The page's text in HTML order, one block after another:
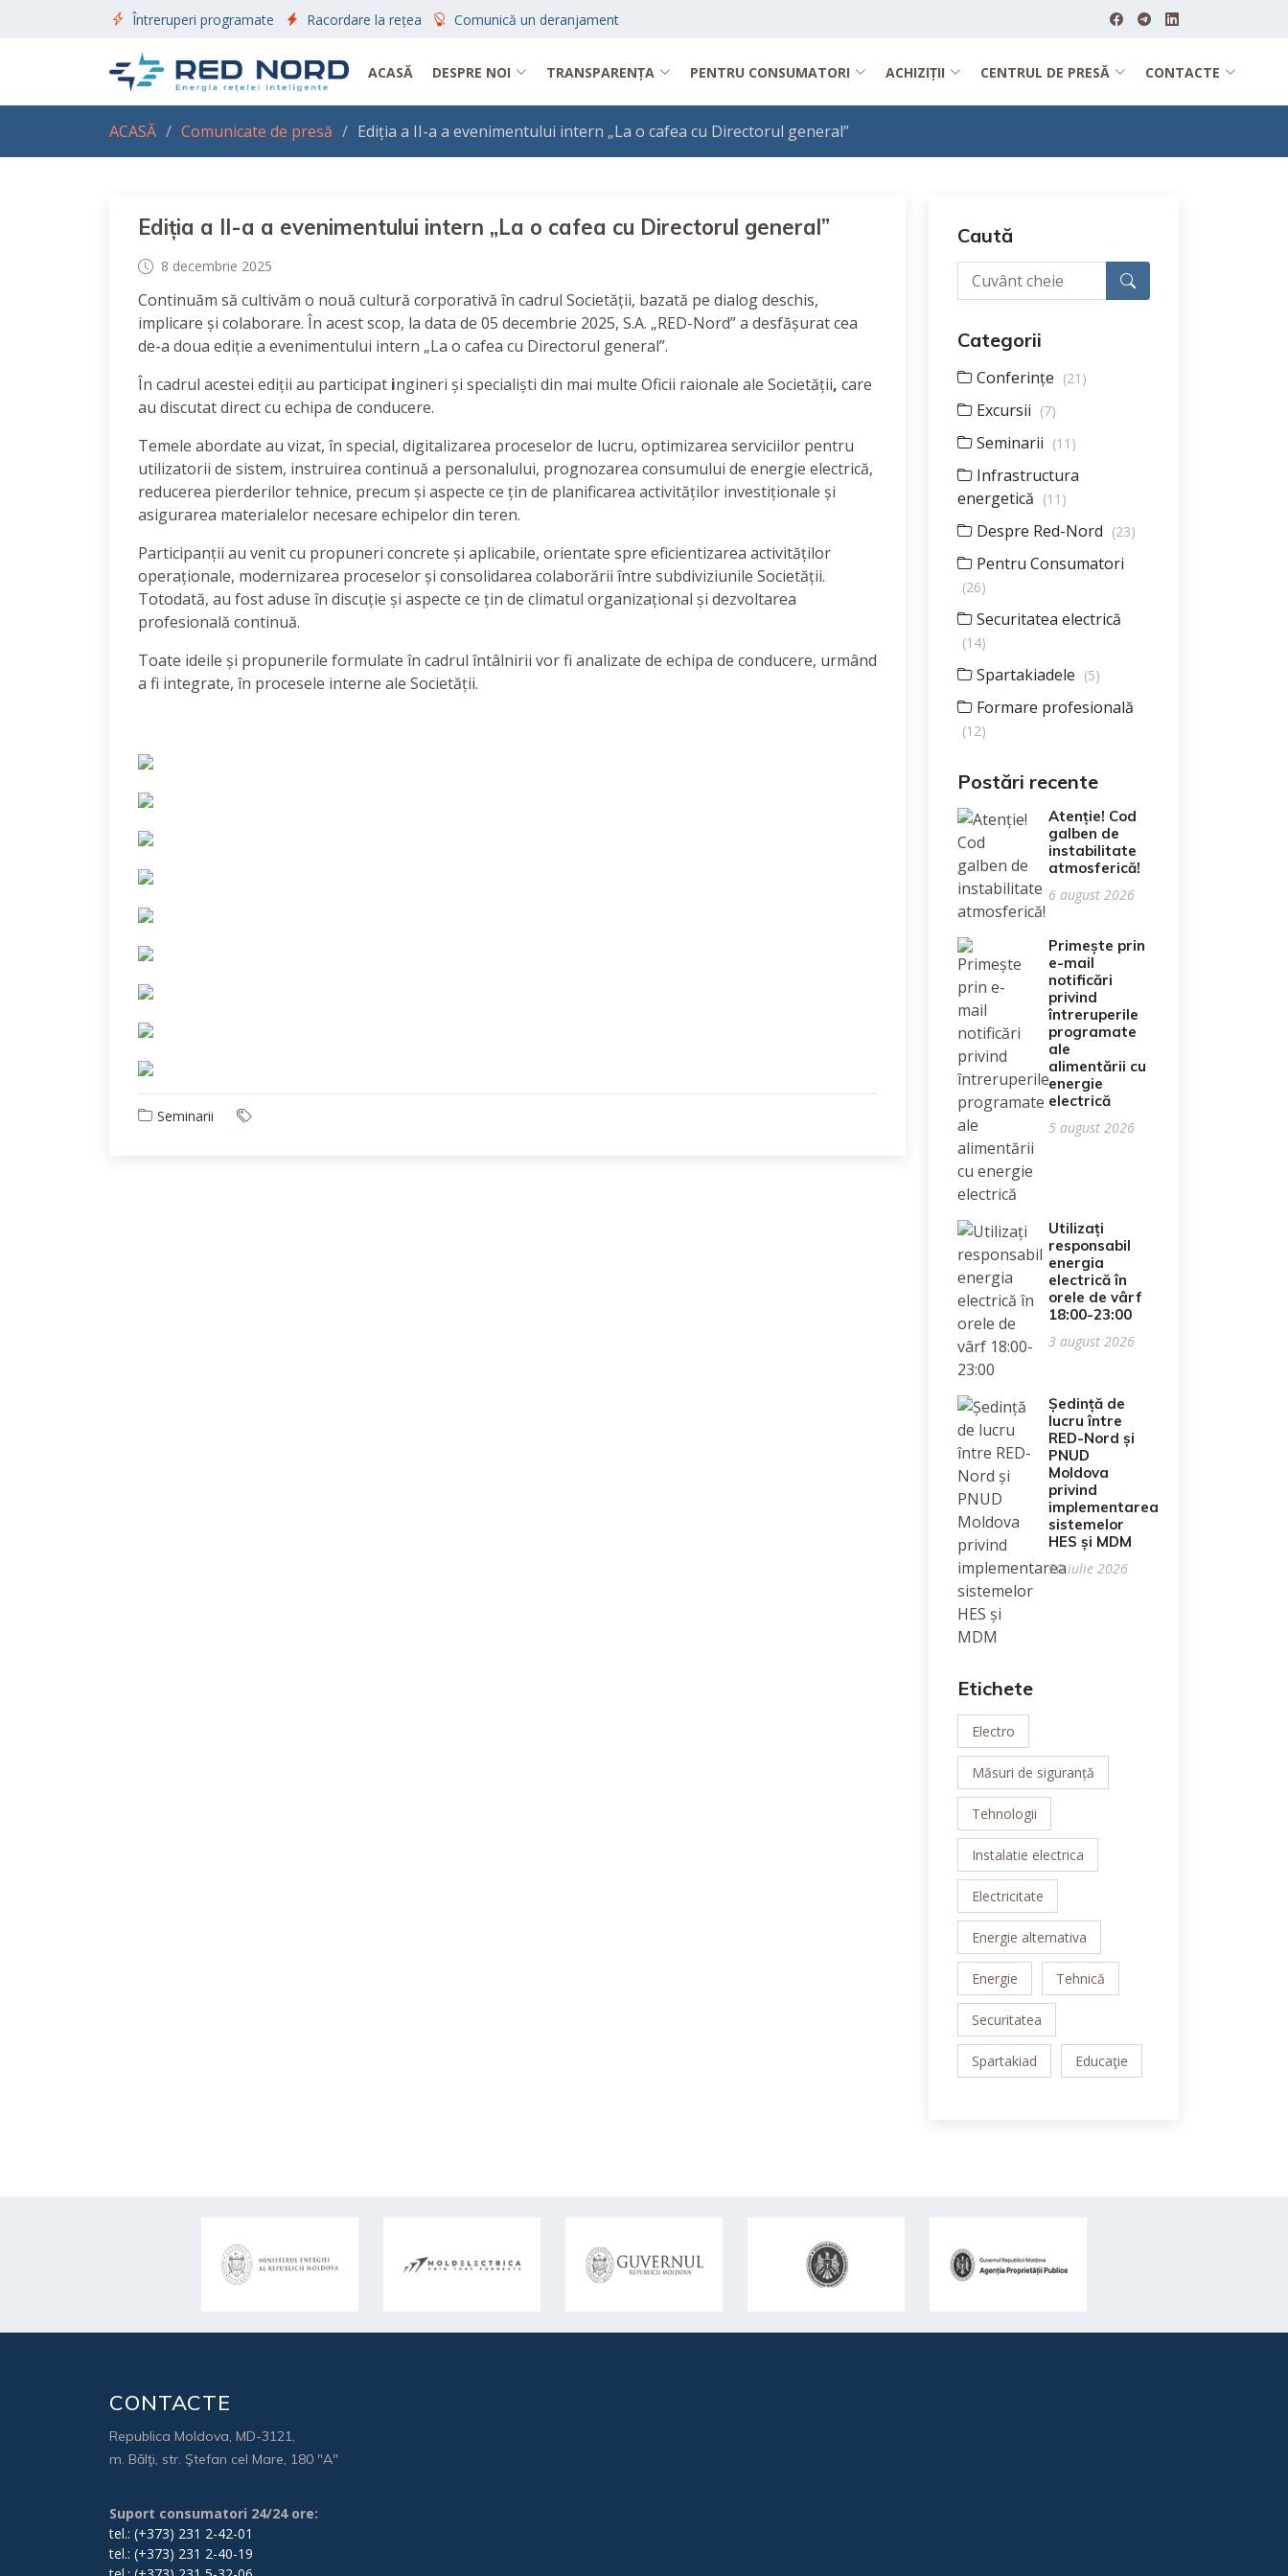
Întreruperi programate Racordare la rețea Comunică un deranjament
ACASĂ DESPRE NOI TRANSPARENȚA PENTRU CONSUMATORI ACHIZIȚII CENTRUL DE PRESĂ CONTACTE
ACASĂ Comunicate de presă Ediția a II-a a evenimentului intern „La o cafea cu Directorul general”
Ediția a II-a a evenimentului intern „La o cafea cu Directorul general”
8 decembrie 2025
Continuăm să cultivăm o nouă cultură corporativă în cadrul Societății, bazată pe dialog deschis,
implicare și colaborare. În acest scop, la data de 05 decembrie 2025, S.A. „RED-Nord” a desfășurat cea
de-a doua ediție a evenimentului intern „La o cafea cu Directorul general”.
În cadrul acestei ediții au participat ingineri și specialiști din mai multe Oficii raionale ale Societății, care
au discutat direct cu echipa de conducere.
Temele abordate au vizat, în special, digitalizarea proceselor de lucru, optimizarea serviciilor pentru
utilizatorii de sistem, instruirea continuă a personalului, prognozarea consumului de energie electrică,
reducerea pierderilor tehnice, precum și aspecte ce țin de planificarea activităților investiționale și
asigurarea materialelor necesare echipelor din teren.
Participanții au venit cu propuneri concrete și aplicabile, orientate spre eficientizarea activităților
operaționale, modernizarea proceselor și consolidarea colaborării între subdiviziunile Societății.
Totodată, au fost aduse în discuție și aspecte ce țin de climatul organizațional și dezvoltarea
profesională continuă.
Toate ideile și propunerile formulate în cadrul întâlnirii vor fi analizate de echipa de conducere, urmând
a fi integrate, în procesele interne ale Societății.
Seminarii
Caută
Categorii
Conferințe (21)
Excursii (7)
Seminarii (11)
Infrastructura
energetică (11)
Despre Red-Nord (23)
Pentru Consumatori
(26)
Securitatea electrică
(14)
Spartakiadele (5)
Formare profesională
(12)
Postări recente
Atenție! Cod
galben de
instabilitate
atmosferică!
6 august 2026
Primește prin
e-mail
notificări
privind
întreruperile
programate
ale
alimentării cu
energie
electrică
5 august 2026
Utilizați
responsabil
energia
electrică în
orele de vârf
18:00-23:00
3 august 2026
Ședință de
lucru între
RED-Nord și
PNUD
Moldova
privind
implementarea
sistemelor
HES și MDM
30 iulie 2026
Etichete
Electro
Măsuri de siguranță
Tehnologii
Instalatie electrica
Electricitate
Energie alternativa
Energie Tehnică
Securitatea
Spartakiad Educaţie
CONTACTE
Republica Moldova, MD-3121,
m. Bălţi, str. Ştefan cel Mare, 180 "A"
Suport consumatori 24/24 ore:
tel.: (+373) 231 2-42-01
tel.: (+373) 231 2-40-19